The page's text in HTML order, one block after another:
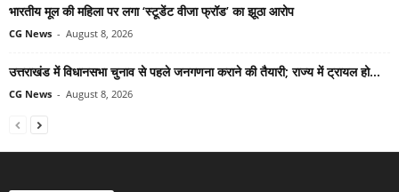
भारतीय मूल की महिला पर लगा ‘स्टूडेंट वीजा फ्रॉड’ का झूठा आरोप
CG News - August 8, 2026
उत्तराखंड में विधानसभा चुनाव से पहले जनगणना कराने की तैयारी; राज्य में ट्रायल हो...
CG News - August 8, 2026